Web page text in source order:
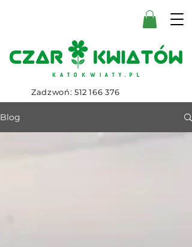
Zadzwoń: 512 166 376
Blog